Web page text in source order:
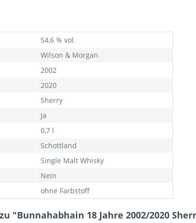
54,6 % vol.
Wilson & Morgan
2002
2020
Sherry
Ja
0,7 l
Schottland
Single Malt Whisky
Nein
ohne Farbstoff
"Bunnahabhain 18 Jahre 2002/2020